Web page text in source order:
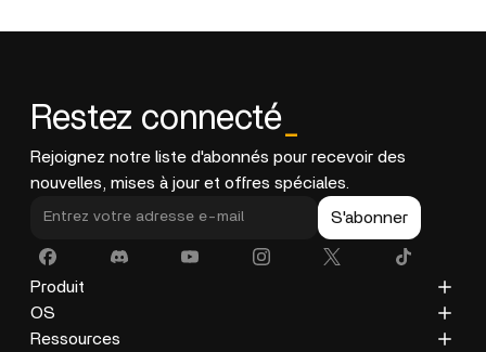
Restez connecté
Rejoignez notre liste d'abonnés pour recevoir des
nouvelles, mises à jour et offres spéciales.
S'abonner
Produit
ZimaCube
ZimaBoard 2
OS
ZimaOS
Ressources